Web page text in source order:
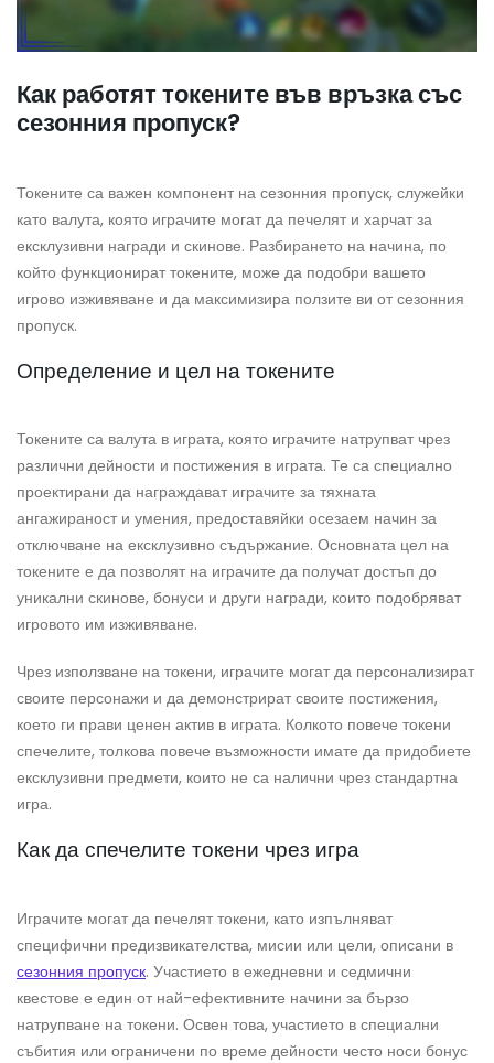
Как работят токените във връзка със
сезонния пропуск?
Токените са важен компонент на сезонния пропуск, служейки
като валута, която играчите могат да печелят и харчат за
ексклузивни награди и скинове. Разбирането на начина, по
който функционират токените, може да подобри вашето
игрово изживяване и да максимизира ползите ви от сезонния
пропуск.
Определение и цел на токените
Токените са валута в играта, която играчите натрупват чрез
различни дейности и постижения в играта. Те са специално
проектирани да награждават играчите за тяхната
ангажираност и умения, предоставяйки осезаем начин за
отключване на ексклузивно съдържание. Основната цел на
токените е да позволят на играчите да получат достъп до
уникални скинове, бонуси и други награди, които подобряват
игровото им изживяване.
Чрез използване на токени, играчите могат да персонализират
своите персонажи и да демонстрират своите постижения,
което ги прави ценен актив в играта. Колкото повече токени
спечелите, толкова повече възможности имате да придобиете
ексклузивни предмети, които не са налични чрез стандартна
игра.
Как да спечелите токени чрез игра
Играчите могат да печелят токени, като изпълняват
специфични предизвикателства, мисии или цели, описани в
сезонния пропуск. Участието в ежедневни и седмични
квестове е един от най-ефективните начини за бързо
натрупване на токени. Освен това, участието в специални
събития или ограничени по време дейности често носи бонус